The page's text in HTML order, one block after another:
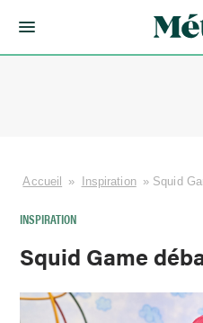
Accueil » Inspiration » Squid
INSPIRATION
Squid Game